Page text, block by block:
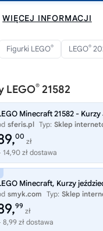
WIĘCEJ INFORMACJI
Figurki LEGO® LEGO®
LEGO® 21582
Minecraft 21582 - Kurzy
sferis.pl Typ: Sklep
00
zł
14,90 zł dostawa
Minecraft, Kurzy
smyk.com Typ: Sklep
99
zł
8,99 zł dostawa